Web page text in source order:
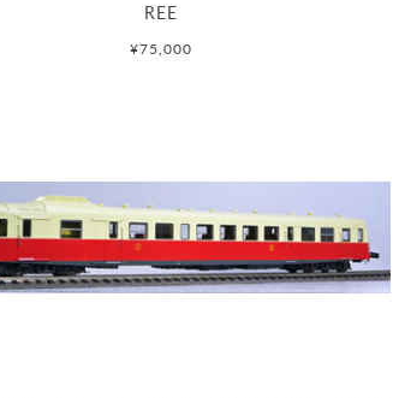
REE
¥75,000